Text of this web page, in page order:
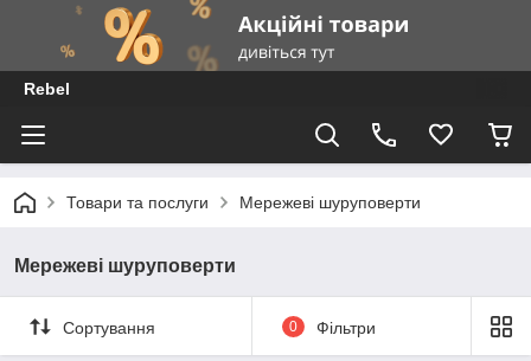
Rebel
Товари та послуги Мережеві шуруповерти
Мережеві шуруповерти
Сортування 0 Фільтри